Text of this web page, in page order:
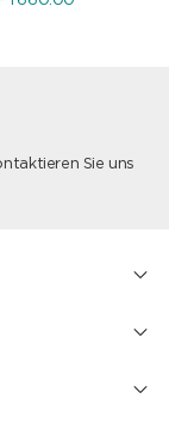
Sie uns